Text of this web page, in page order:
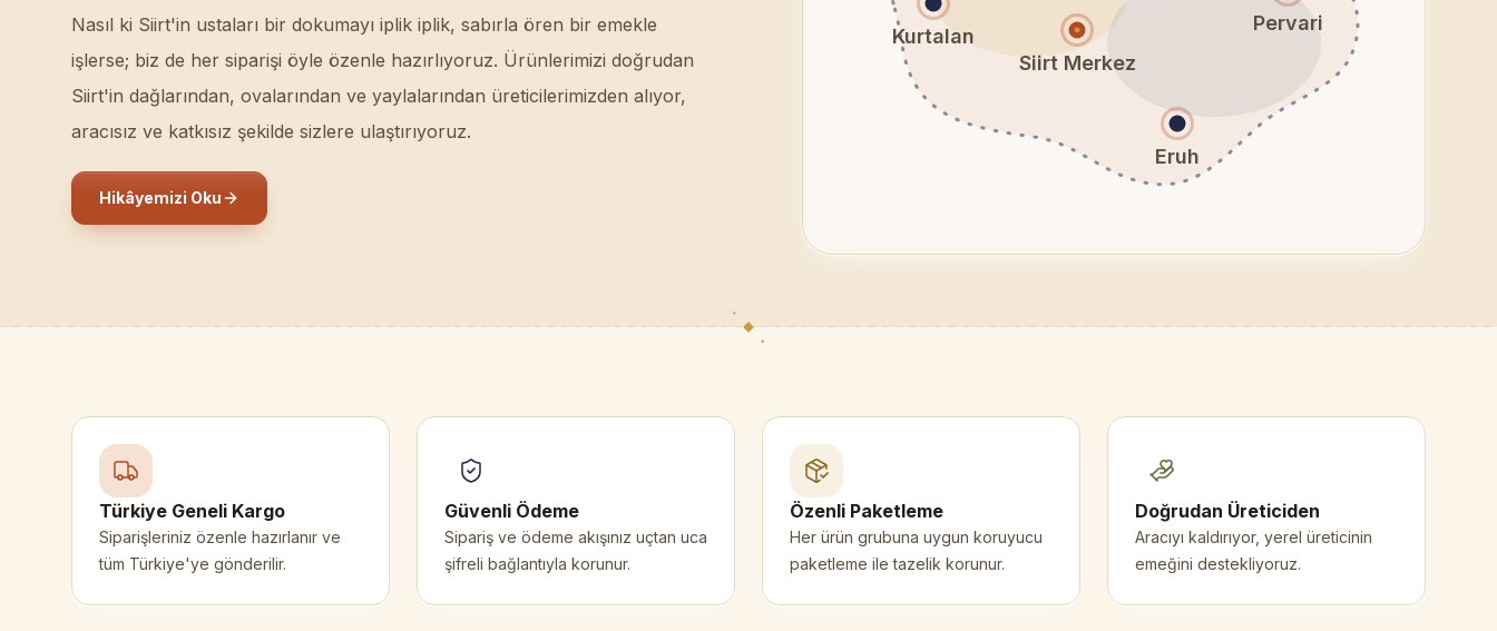
Nasıl ki Siirt'in ustaları bir dokumayı iplik iplik, sabırla ören bir emekle
işlerse; biz de her siparişi öyle özenle hazırlıyoruz. Ürünlerimizi doğrudan
Siirt'in dağlarından, ovalarından ve yaylalarından üreticilerimizden alıyor,
aracısız ve katkısız şekilde sizlere ulaştırıyoruz.
Hikâyemizi Oku
Kurtalan
Siirt Merkez
Pervari
Eruh
Türkiye Geneli Kargo
Siparişleriniz özenle hazırlanır ve
tüm Türkiye'ye gönderilir.
Güvenli Ödeme
Sipariş ve ödeme akışınız uçtan uca
şifreli bağlantıyla korunur.
Özenli Paketleme
Her ürün grubuna uygun koruyucu
paketleme ile tazelik korunur.
Doğrudan Üreticiden
Aracıyı kaldırıyor, yerel üreticinin
emeğini destekliyoruz.